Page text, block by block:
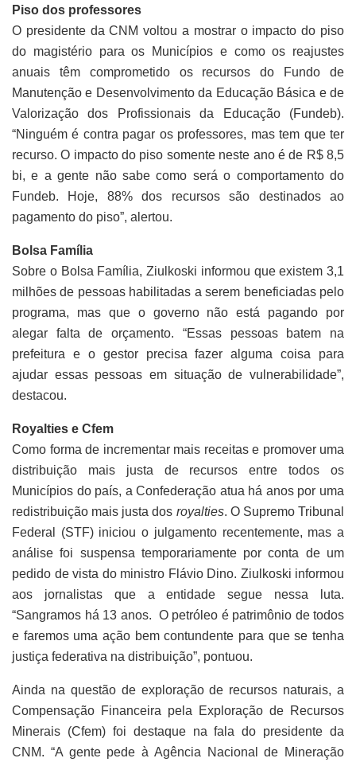
Piso dos professores
O presidente da CNM voltou a mostrar o impacto do piso
do magistério para os Municípios e como os reajustes
anuais têm comprometido os recursos do Fundo de
Manutenção e Desenvolvimento da Educação Básica e de
Valorização dos Profissionais da Educação (Fundeb).
“Ninguém é contra pagar os professores, mas tem que ter
recurso. O impacto do piso somente neste ano é de R$ 8,5
bi, e a gente não sabe como será o comportamento do
Fundeb. Hoje, 88% dos recursos são destinados ao
pagamento do piso”, alertou.
Bolsa Família
Sobre o Bolsa Família, Ziulkoski informou que existem 3,1
milhões de pessoas habilitadas a serem beneficiadas pelo
programa, mas que o governo não está pagando por
alegar falta de orçamento. “Essas pessoas batem na
prefeitura e o gestor precisa fazer alguma coisa para
ajudar essas pessoas em situação de vulnerabilidade”,
destacou.
Royalties e Cfem
Como forma de incrementar mais receitas e promover uma
distribuição mais justa de recursos entre todos os
Municípios do país, a Confederação atua há anos por uma
redistribuição mais justa dos royalties. O Supremo Tribunal
Federal (STF) iniciou o julgamento recentemente, mas a
análise foi suspensa temporariamente por conta de um
pedido de vista do ministro Flávio Dino. Ziulkoski informou
aos jornalistas que a entidade segue nessa luta.
“Sangramos há 13 anos. O petróleo é patrimônio de todos
e faremos uma ação bem contundente para que se tenha
justiça federativa na distribuição”, pontuou.
Ainda na questão de exploração de recursos naturais, a
Compensação Financeira pela Exploração de Recursos
Minerais (Cfem) foi destaque na fala do presidente da
CNM. “A gente pede à Agência Nacional de Mineração